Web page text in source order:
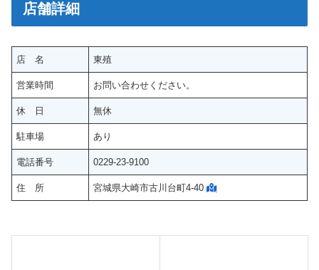
店舗詳細
店 名 東殖
営業時間 お問い合わせください。
休 日 無休
駐車場 あり
電話番号 0229-23-9100
住 所 宮城県大崎市古川台町4-40